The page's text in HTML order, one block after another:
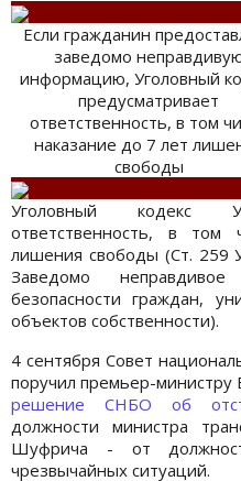
Если гражданин
заведомо
информацию, Уголовный
предусматривает
ответственность, в том
наказание до 7 лет
свободы
Уголовный кодекс
ответственность, в
лишения свободы (Ст. 259
Заведомо
безопасности граждан,
объектов собственности).
4 сентября Совет
поручил премьер-министру
решение СНБО об
должности министра
Шуфрича - от
чрезвычайных ситуаций.